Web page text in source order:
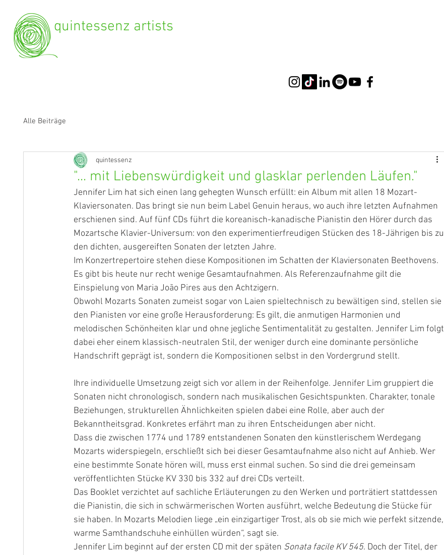
quintessenz artists
Alle Beiträge
"... mit Liebenswürdigkeit und glasklar perlenden Läufen."
quintessenz
Jennifer Lim hat sich einen lang gehegten Wunsch erfüllt: ein Album mit allen 18 Mozart-
Klaviersonaten. Das bringt sie nun beim Label Genuin heraus, wo auch ihre letzten Aufnahmen
erschienen sind. Auf fünf CDs führt die koreanisch-kanadische Pianistin den Hörer durch das
Mozartsche Klavier-Universum: von den experimentierfreudigen Stücken des 18-Jährigen bis zu
den dichten, ausgereiften Sonaten der letzten Jahre.
Im Konzertrepertoire stehen diese Kompositionen im Schatten der Klaviersonaten Beethovens.
Es gibt bis heute nur recht wenige Gesamtaufnahmen. Als Referenzaufnahme gilt die
Einspielung von Maria João Pires aus den Achtzigern.
Obwohl Mozarts Sonaten zumeist sogar von Laien spieltechnisch zu bewältigen sind, stellen sie
den Pianisten vor eine große Herausforderung: Es gilt, die anmutigen Harmonien und
melodischen Schönheiten klar und ohne jegliche Sentimentalität zu gestalten. Jennifer Lim folgt
dabei eher einem klassisch-neutralen Stil, der weniger durch eine dominante persönliche
Handschrift geprägt ist, sondern die Kompositionen selbst in den Vordergrund stellt.
Ihre individuelle Umsetzung zeigt sich vor allem in der Reihenfolge. Jennifer Lim gruppiert die
Sonaten nicht chronologisch, sondern nach musikalischen Gesichtspunkten. Charakter, tonale
Beziehungen, strukturellen Ähnlichkeiten spielen dabei eine Rolle, aber auch der
Bekanntheitsgrad. Konkretes erfährt man zu ihren Entscheidungen aber nicht.
Dass die zwischen 1774 und 1789 entstandenen Sonaten den künstlerischem Werdegang
Mozarts widerspiegeln, erschließt sich bei dieser Gesamtaufnahme also nicht auf Anhieb. Wer
eine bestimmte Sonate hören will, muss erst einmal suchen. So sind die drei gemeinsam
veröffentlichten Stücke KV 330 bis 332 auf drei CDs verteilt.
Das Booklet verzichtet auf sachliche Erläuterungen zu den Werken und porträtiert stattdessen
die Pianistin, die sich in schwärmerischen Worten ausführt, welche Bedeutung die Stücke für
sie haben. In Mozarts Melodien liege „ein einzigartiger Trost, als ob sie mich wie perfekt sitzende,
warme Samthandschuhe einhüllen würden“, sagt sie.
Jennifer Lim beginnt auf der ersten CD mit der späten Sonata facile KV 545. Doch der Titel, der